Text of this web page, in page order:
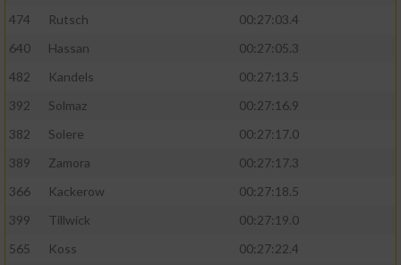
474
Rutsch
00:27:03.4
640
Hassan
00:27:05.3
482
Kandels
00:27:13.5
392
Solmaz
00:27:16.9
382
Solere
00:27:17.0
389
Zamora
00:27:17.3
366
Kackerow
00:27:18.5
399
Tillwick
00:27:19.0
565
Koss
00:27:22.4